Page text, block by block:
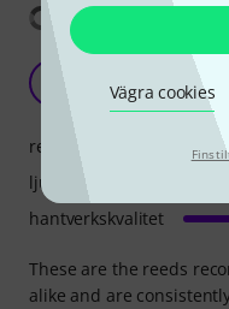
Vägra cookies
Visa översättning
Superb Reeds
These are the reeds
alike and are
respons
ljud
hantverkskvalitet